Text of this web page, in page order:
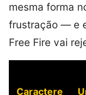
mesma forma
frustração — e
Free Fire vai
Caractere